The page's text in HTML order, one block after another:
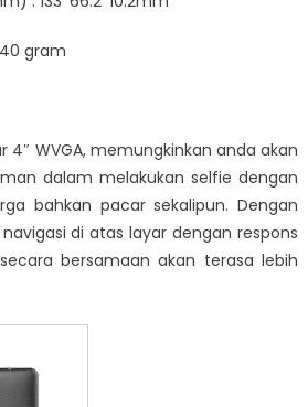
gram
4″ WVGA, memungkinkan anda akan
dalam melakukan selfie dengan
bahkan pacar sekalipun. Dengan
di atas layar dengan respons
bersamaan akan terasa lebih